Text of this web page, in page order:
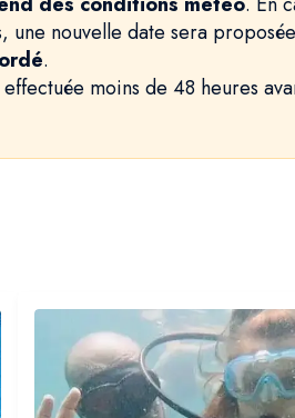
une nouvelle date sera
.
moins de 48 heures